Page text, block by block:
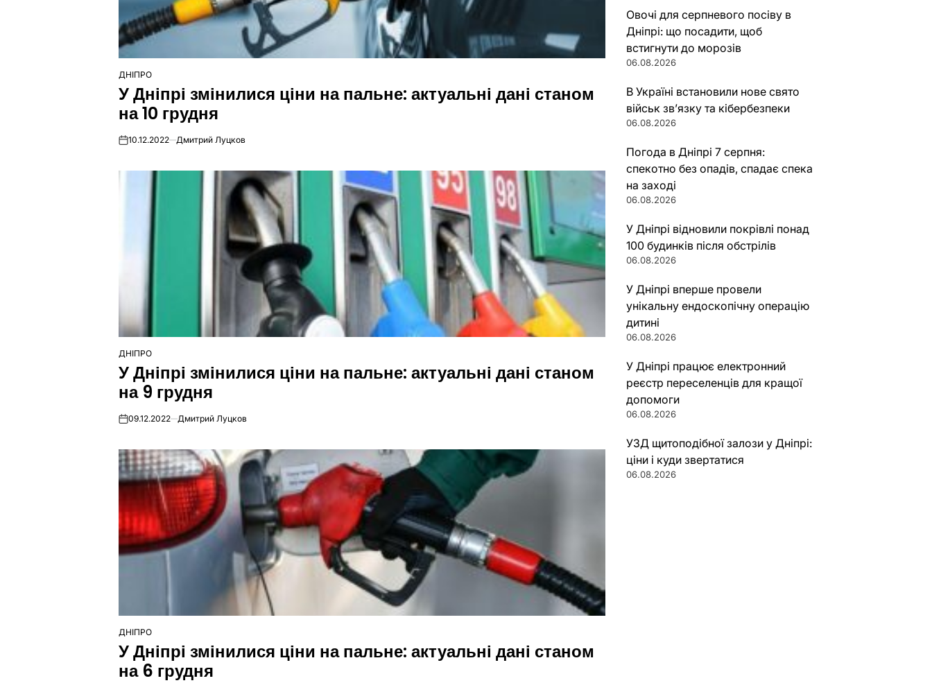
ОПУБЛІКУВАТИ
У
ДНІПРО
У Дніпрі змінилися ціни на пальне: актуальні дані станом
на 10 грудня
on10.12.2022 Дмитрий Луцков
ОПУБЛІКУВАТИ
У
ДНІПРО
У Дніпрі змінилися ціни на пальне: актуальні дані станом
на 9 грудня
on09.12.2022 Дмитрий Луцков
ОПУБЛІКУВАТИ
У
ДНІПРО
У Дніпрі змінилися ціни на пальне: актуальні дані станом
на 6 грудня
Овочі для серпневого посіву в
Дніпрі: що посадити, щоб
встигнути до морозів
06.08.2026
В Україні встановили нове свято
військ зв’язку та кібербезпеки
06.08.2026
Погода в Дніпрі 7 серпня:
спекотно без опадів, спадає спека
на заході
06.08.2026
У Дніпрі відновили покрівлі понад
100 будинків після обстрілів
06.08.2026
У Дніпрі вперше провели
унікальну ендоскопічну операцію
дитині
06.08.2026
У Дніпрі працює електронний
реєстр переселенців для кращої
допомоги
06.08.2026
УЗД щитоподібної залози у Дніпрі:
ціни і куди звертатися
06.08.2026